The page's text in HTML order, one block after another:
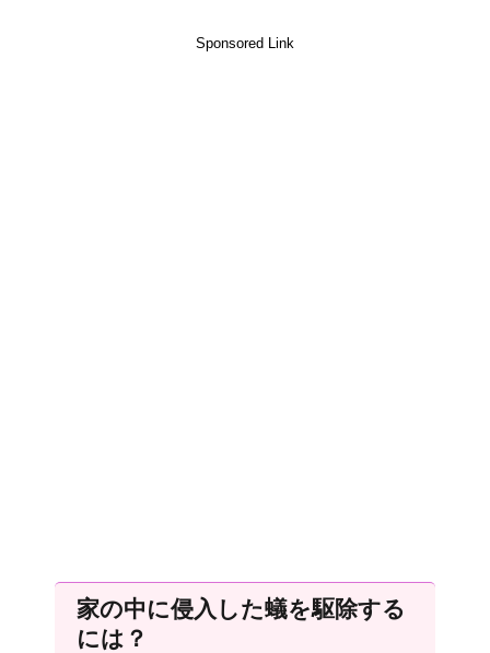
Sponsored Link
家の中に侵入した蟻を駆除する
には？